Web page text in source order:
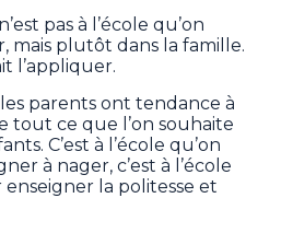
pas à l’école qu’on
mais plutôt dans la famille.
l’appliquer.
les parents ont tendance à
tout ce que l’on souhaite
C’est à l’école qu’on
à nager, c’est à l’école
la politesse et